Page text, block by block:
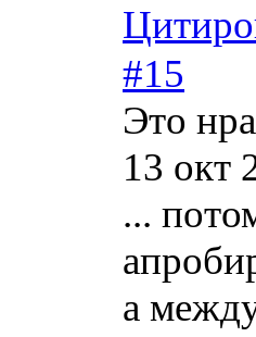
#15
Это
13 окт
...
а